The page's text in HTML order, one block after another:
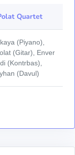
Quartet
(Piyano),
(Gitar), Enver
(Kontrbas),
(Davul)